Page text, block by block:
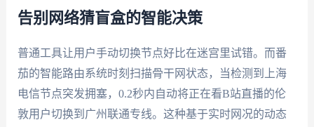
告别网络猜盲盒的智能决策
普通工具让用户手动切换节点好比在迷宫里试错。而番
茄的智能路由系统时刻扫描骨干网状态，当检测到上海
电信节点突发拥塞，0.2秒内自动将正在看B站直播的伦
敦用户切换到广州联通专线。这种基于实时网况的动态